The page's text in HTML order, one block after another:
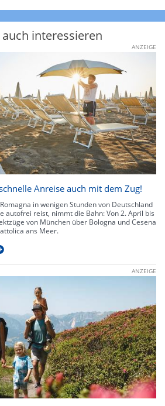
interessieren
ANZEIGE
Anreise auch mit dem Zug!
in wenigen Stunden von Deutschland
autofrei reist, nimmt die Bahn: Von 2. April bis
von München über Bologna und Cesena
ans Meer.
ANZEIGE